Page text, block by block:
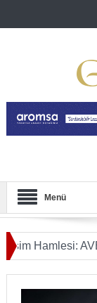
Menü
AVEME
Dönüşümü Başladı